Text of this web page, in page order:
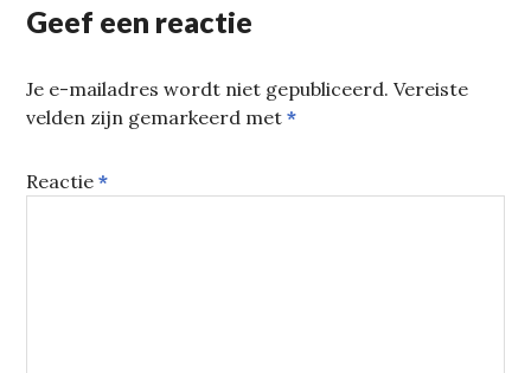
Geef een reactie
Je e-mailadres wordt niet gepubliceerd. Vereiste
velden zijn gemarkeerd met*
Reactie*